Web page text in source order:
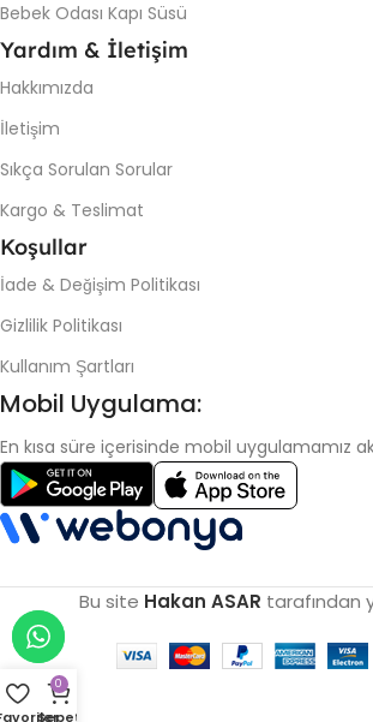
Bebek Odası Kapı Süsü
Yardım & İletişim
Hakkımızda
İletişim
Sıkça Sorulan Sorular
Kargo & Teslimat
Koşullar
İade & Değişim Politikası
Gizlilik Politikası
Kullanım Şartları
Mobil Uygulama:
En kısa süre içerisinde mobil uygulamamız
Bu site Hakan ASAR tarafından
0
Sepet